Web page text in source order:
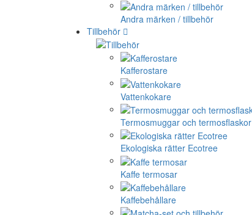
Andra märken / tillbehör
Tillbehör
Kafferostare
Vattenkokare
Termosmuggar och termosflaskor
Ekologiska rätter Ecotree
Kaffe termosar
Kaffebehållare